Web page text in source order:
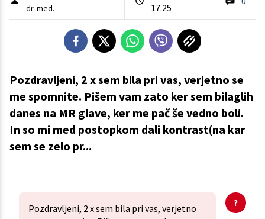
dr. med.
17.25
Pozdravljeni, 2 x sem bila pri vas, verjetno se
me spomnite. Pišem vam zato ker sem bilaglih
danes na MR glave, ker me pač še vedno boli.
In so mi med postopkom dali kontrast(na kar
sem se zelo pr...
Pozdravljeni, 2 x sem bila pri vas, verjetno